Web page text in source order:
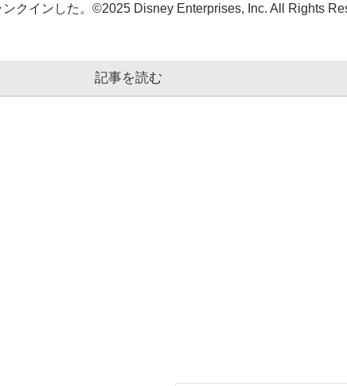
クインした。©2025 Disney Enterprises, Inc. All Rights
記事を読む